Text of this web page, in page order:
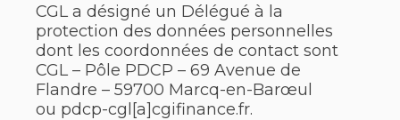
CGL a désigné un Délégué à la
protection des données personnelles
dont les coordonnées de contact sont
CGL – Pôle PDCP – 69 Avenue de
Flandre – 59700 Marcq-en-Barœul
ou pdcp-cgl[a]cgifinance.fr.